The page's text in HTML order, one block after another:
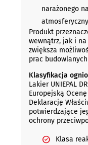
narażonego
Produkt
wewnątrz, jak i
zwiększa
prac
Klasyfikacja
Lakier UNIEPAL
Europejską
Deklarację
potwierdzające
ochrony
Klasa